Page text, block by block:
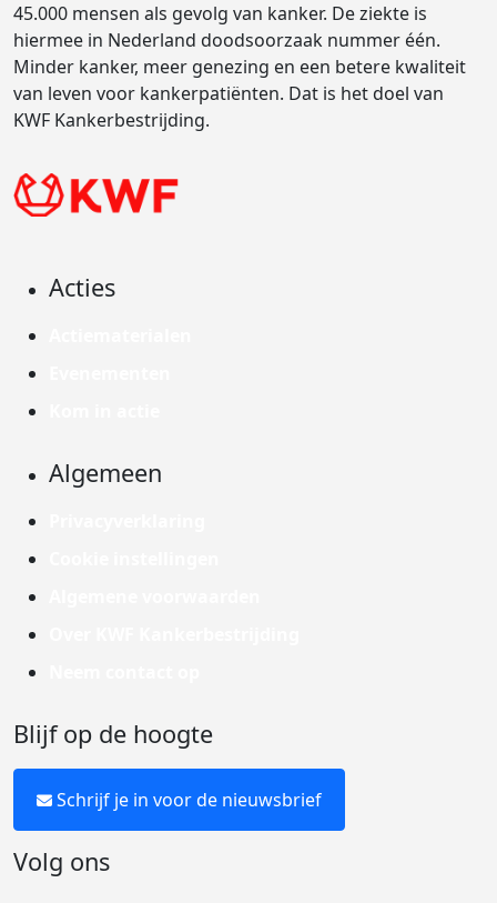
45.000 mensen als gevolg van kanker. De ziekte is
hiermee in Nederland doodsoorzaak nummer één.
Minder kanker, meer genezing en een betere kwaliteit
van leven voor kankerpatiënten. Dat is het doel van
KWF Kankerbestrijding.
Acties
Algemeen
Blijf op de hoogte
Schrijf je in voor de nieuwsbrief
Volg ons